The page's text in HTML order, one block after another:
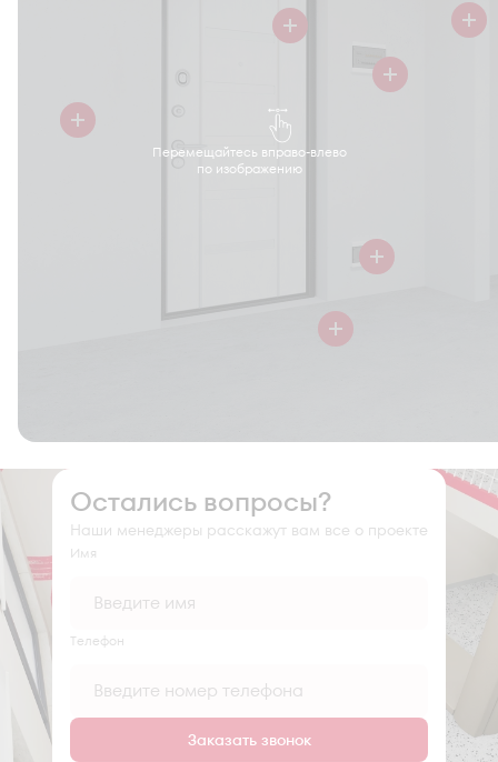
Перемещайтесь вправо-влево
по изображению
Остались вопросы?
Наши менеджеры расскажут вам все о проекте
Имя
Tелефон
Заказать звонок